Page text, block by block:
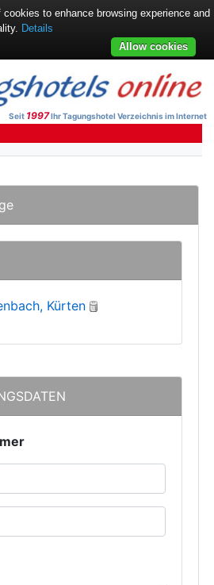
Seit 1997Ihr Tagungshotel Verzeichnis im Internet
Kürten
to enhance browsing experience and
Details
Allow cookies